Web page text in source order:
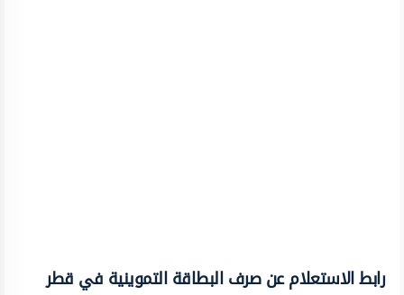
رابط الاستعلام عن صرف البطاقة التموينية في قطر